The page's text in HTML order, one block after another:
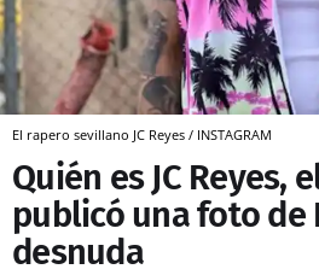
El rapero sevillano JC Reyes / INSTAGRAM
Quién es JC Reyes,
publicó una foto de
desnuda